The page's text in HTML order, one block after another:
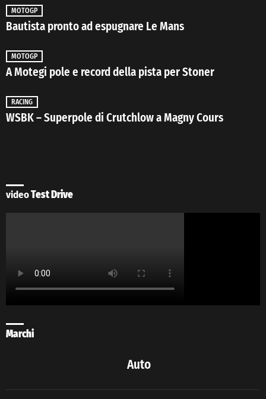
MOTOGP
Bautista pronto ad espugnare Le Mans
MOTOGP
A Motegi pole e record della pista per Stoner
RACING
WSBK – Superpole di Crutchlow a Magny Cours
videoTest Drive
Marchi
Auto